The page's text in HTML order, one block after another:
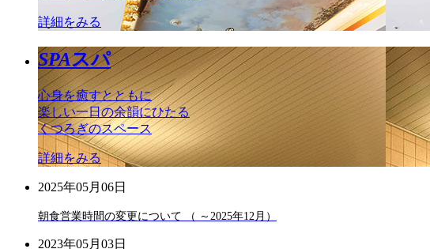
詳細をみる
SPAスパ
心身を癒すとともに
楽しい一日の余韻にひたる
くつろぎのスペース
詳細をみる
2025年05月06日
朝食営業時間の変更について （ ～2025年12月）
2023年05月03日